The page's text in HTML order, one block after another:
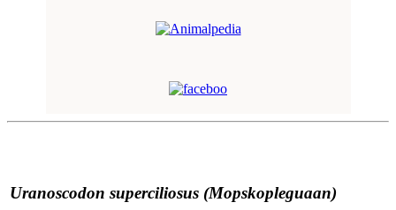
Uranoscodon superciliosus (Mopskopleguaan)